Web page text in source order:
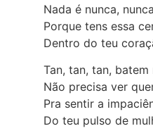
Nada é nunca,
Porque tens essa
Dentro do teu
Tan, tan, tan,
Não precisa ver
Pra sentir a
Do teu pulso de